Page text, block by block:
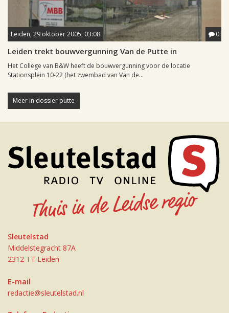
Leiden, 29 oktober 2005, 03:08 0
Leiden trekt bouwvergunning Van de Putte in
Het College van B&W heeft de bouwvergunning voor de locatie
Stationsplein 10-22 (het zwembad van Van de...
Meer in dossier putte
Sleutelstad
Middelstegracht 87A
2312 TT Leiden
E-mail
redactie@sleutelstad.nl